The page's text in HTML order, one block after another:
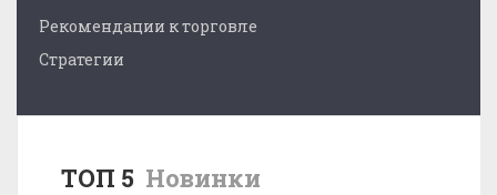
Рекомендации к торговле
Стратегии
ТОП 5 Новинки